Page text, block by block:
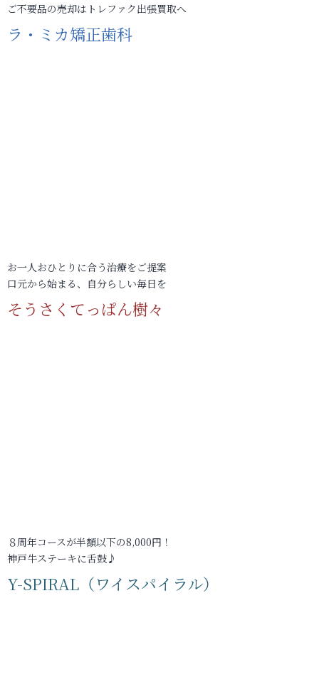
ご不要品の売却はトレファク出張買取へ
ラ・ミカ矯正歯科
お一人おひとりに合う治療をご提案
口元から始まる、自分らしい毎日を
そうさくてっぱん樹々
８周年コースが半額以下の8,000円！
神戸牛ステーキに舌鼓♪
Y-SPIRAL（ワイスパイラル）